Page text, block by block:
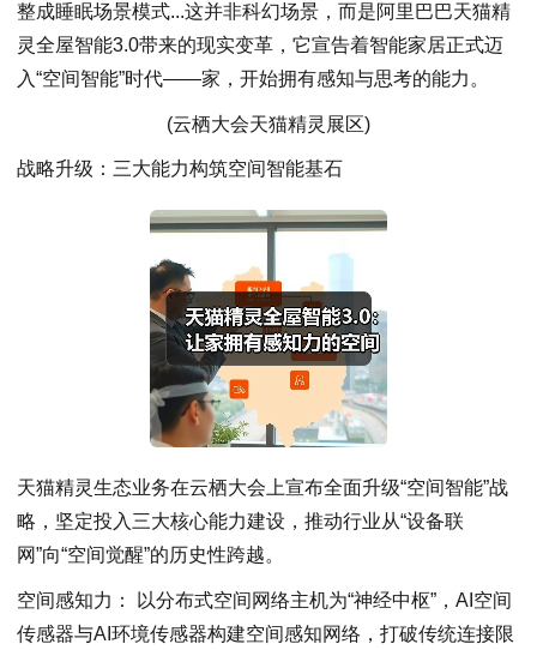
整成睡眠场景模式...这并非科幻场景，而是阿里巴巴天猫精
灵全屋智能3.0带来的现实变革，它宣告着智能家居正式迈
入“空间智能”时代——家，开始拥有感知与思考的能力。
(云栖大会天猫精灵展区)
战略升级：三大能力构筑空间智能基石
天猫精灵生态业务在云栖大会上宣布全面升级“空间智能”战
略，坚定投入三大核心能力建设，推动行业从“设备联
网”向“空间觉醒”的历史性跨越。
空间感知力： 以分布式空间网络主机为“神经中枢”，AI空间
传感器与AI环境传感器构建空间感知网络，打破传统连接限